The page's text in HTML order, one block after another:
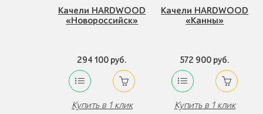
Качели HARDWOOD
«Новороссийск»
294 100 руб.
Купить в 1 клик
Качели HARDWOOD
«Канны»
572 900 руб.
Купить в 1 клик